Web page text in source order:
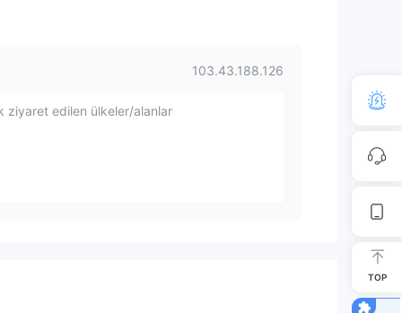
103.43.188.126
ziyaret edilen ülkeler/alanlar
TOP